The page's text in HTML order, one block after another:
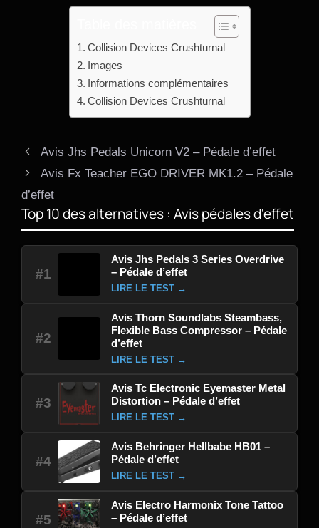
Collision Devices Crushturnal
Images
Informations complémentaires
Collision Devices Crushturnal
Avis Jhs Pedals Unicorn V2 – Pédale d’effet
Avis Fx Teacher EGO DRIVER MK1.2 – Pédale
d’effet
Top 10 des alternatives : Avis pédales d'effet
#1
Avis Jhs Pedals 3 Series Overdrive
– Pédale d’effet
LIRE LE TEST →
#2
Avis Thorn Soundlabs Steambass,
Flexible Bass Compressor – Pédale
d’effet
LIRE LE TEST →
#3
Avis Tc Electronic Eyemaster Metal
Distortion – Pédale d’effet
LIRE LE TEST →
#4
Avis Behringer Hellbabe HB01 –
Pédale d’effet
LIRE LE TEST →
#5
Avis Electro Harmonix Tone Tattoo
– Pédale d’effet